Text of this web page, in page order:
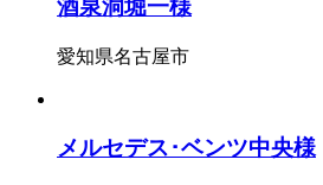
酒泉洞堀一様
愛知県名古屋市
メルセデス･ベンツ中央様